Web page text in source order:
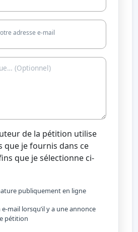
adresse e-mail
de la pétition utilise
que je fournis dans ce
que je sélectionne ci-
publiquement en ligne
mail lorsqu’il y a une annonce
pétition